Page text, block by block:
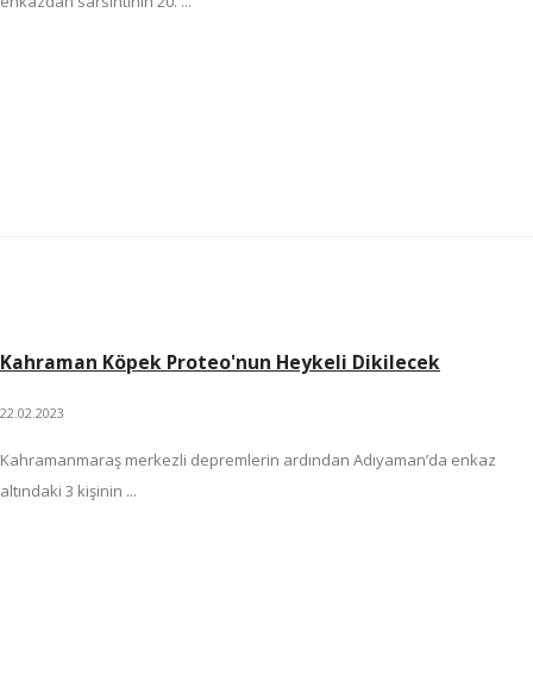
Kahraman Köpek Proteo'nun Heykeli Dikilecek
22.02.2023
Kahramanmaraş merkezli depremlerin ardından Adıyaman’da enkaz
altındaki 3 kişinin ...